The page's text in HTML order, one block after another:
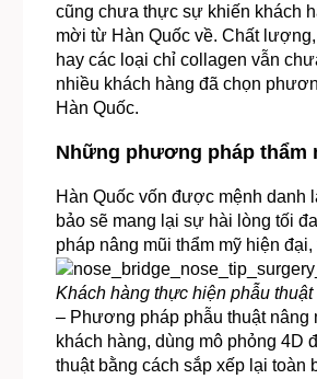
cũng chưa thực sự khiến khách
mời từ Hàn Quốc về. Chất
hay các loại chỉ collagen vẫn
nhiều khách hàng đã chọn
Hàn Quốc.
Những phương pháp thẩm
Hàn Quốc vốn được mệnh danh
bảo sẽ mang lại sự hài lòng tối
pháp nâng mũi thẩm mỹ hiện
Khách hàng thực hiện phẫu
– Phương pháp phẫu thuật nâng
khách hàng, dùng mô phỏng 4D
thuật bằng cách sắp xếp lại toàn